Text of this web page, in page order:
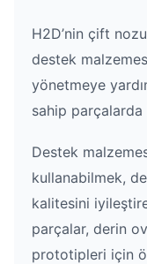
H2D’nin çift
destek
yönetmeye
sahip parçalarda
Destek
kullanabilmek,
kalitesini
parçalar, derin
prototipleri için